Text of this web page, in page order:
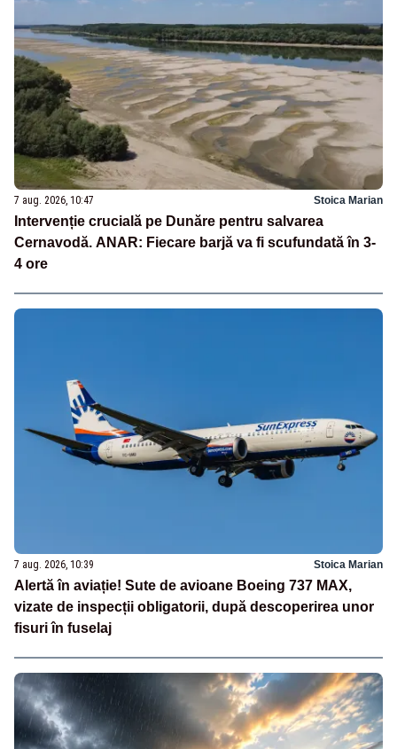
7 aug. 2026, 10:47 Stoica Marian
Intervenție crucială pe Dunăre pentru salvarea
Cernavodă. ANAR: Fiecare barjă va fi scufundată în 3-
4 ore
7 aug. 2026, 10:39 Stoica Marian
Alertă în aviație! Sute de avioane Boeing 737 MAX,
vizate de inspecții obligatorii, după descoperirea unor
fisuri în fuselaj